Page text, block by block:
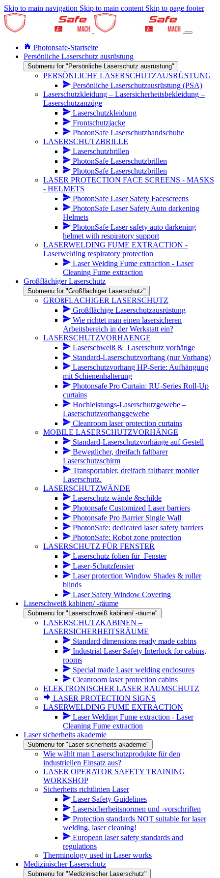
Skip to main navigation Skip to main content Skip to page footer
Photonsafe-Startseite
Persönliche Laserschutz ausrüstung
Submenu for "Persönliche Laserschutz ausrüstung"
PERSÖNLICHE LASERSCHUTZAUSRÜSTUNG
Persönliche Laserschutzausrüstung (PSA)
Laserschutzkleidung – Lasersicherheitsbekleidung –
Laserschutzanzüge
Laserschutzkleidung
Frontschutzjacke
PhotonSafe Laserschutzhandschuhe
LASERSCHUTZBRILLE
Laserschutzbrillen
PhotonSafe Laserschutzbrillen
PhotonSafe Laserschutzbrillen
LASER PROTECTION FACE SCREENS - MASKS
- HELMETS
PhotonSafe Laser Safety Facescreens
PhotonSafe Laser Safety Auto darkening
Helmets
PhotonSafe Laser safety auto darkening
helmet with respiratory support
LASERWELDING FUME EXTRACTION -
Laserwelding respiratory protection
Laser Welding Fume extraction - Laser
Cleaning Fume extraction
Großflächiger Laserschutz
Submenu for "Großflächiger Laserschutz"
GROßFLACHIGER LASERSCHUTZ
Großflächige Laserschutzausrüstung
Wie richtet man einen lasersicheren
Arbeitsbereich in der Werkstatt ein?
LASERSCHUTZVORHAENGE
Laserschweiß &_Laserschutz vorhänge
Standard-Laserschutzvorhang (nur Vorhang)
Laserschutzvorhang HP-Serie: Aufhängung
mit Schienenhalterung
Photonsafe Pro Curtain: RU-Series Roll-Up
curtains
Hochleistungs-Laserschutzgewebe –
Laserschutzvorhanggewebe
Cleanroom laser protection curtains
MOBILE LASERSCHUTZVORHÄNGE
Standard-Laserschutzvorhänge auf Gestell
Beweglicher, dreifach faltbarer
Laserschutzschirm
Transportabler, dreifach faltbarer mobiler
Laserschutz.
LASERSCHUTZWÄNDE
Laserschutz wände &schilde
Photonsafe Customized Laser barriers
Photonsafe Pro Barrier Single Wall
PhotonSafe: dedicated laser safety barriers
PhotonSafe: Robot zone protection
LASERSCHUTZ FÜR FENSTER
Laserschutz folien für_Fenster
Laser-Schutzfenster
Laser protection Window Shades & roller
blinds
Laser Safety Window Covering
Laserschweiß kabinen/ -räume
Submenu for "Laserschweiß kabinen/ -räume"
LASERSCHUTZKABINEN –
LASERSICHERHEITSRÄUME
Standard dimensions ready made cabins
Industrial Laser Safety Interlock for cabins,
rooms
Special made Laser welding enclosures
Cleanroom laser protection cabins
ELEKTRONISCHER LASER RAUMSCHUTZ
LASER PROTECTION SIGNS
LASERWELDING FUME EXTRACTION
Laser Welding Fume extraction - Laser
Cleaning Fume extraction
Laser sicherheits akademie
Submenu for "Laser sicherheits akademie"
Wie wählt man Laserschutzprodukte für den
industriellen Einsatz aus?
LASER OPERATOR SAFETY TRAINING
WORKSHOP
Sicherheits richtlinien Laser
Laser Safety Guidelines
Lasersicherheitsnormen und -vorschriften
Protection standards NOT suitable for laser
welding, laser cleaning!
European laser safety standards and
regulations
Therminology used in Laser works
Medizinischer Laserschutz
Submenu for "Medizinischer Laserschutz"